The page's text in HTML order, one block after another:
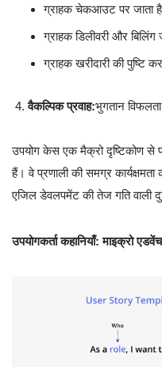
ग्राहक चेकआउट पर जाता है
ग्राहक डिलीवरी और बिलिंग
ग्राहक खरीदारी की पुष्टि
वैकल्पिक प्रवाह:भुगतान विफलता
उपयोग केस एक मैक्रो दृष्टिकोण से
हैं। वे प्रणाली की समग्र
एजिल डेवलपमेंट की तेज गति वाली
उपयोगकर्ता कहानियाँ: माइक्रो